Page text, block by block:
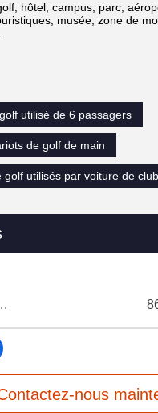
hôtel, campus, parc,
musée, zone de
utilisé de 6 passagers
de golf de main
golf utilisés par voiture de club
nous